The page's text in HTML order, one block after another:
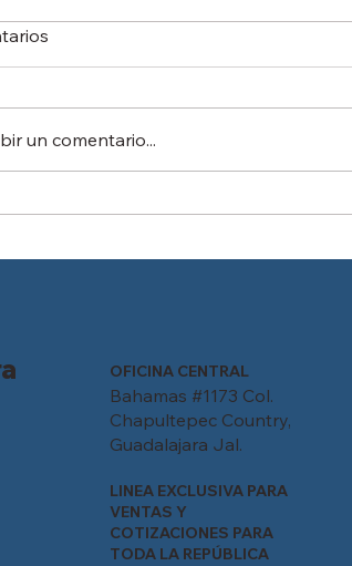
de
un comentario...
OFICINA CENTRAL
Bahamas #1173 Col.
Chapultepec Country,
Guadalajara Jal.
LINEA EXCLUSIVA PARA
VENTAS Y
COTIZACIONES PARA
TODA LA REPÚBLICA